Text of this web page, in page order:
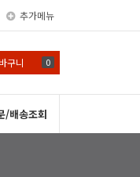
추가메뉴
구니 0
/배송조회